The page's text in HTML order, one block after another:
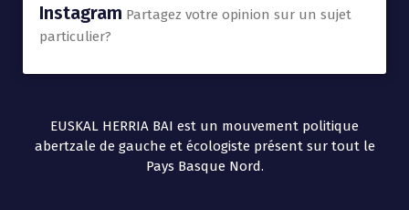
Instagram Partagez votre opinion sur un sujet
particulier?
EUSKAL HERRIA BAI est un mouvement politique
abertzale de gauche et écologiste présent sur tout le
Pays Basque Nord.